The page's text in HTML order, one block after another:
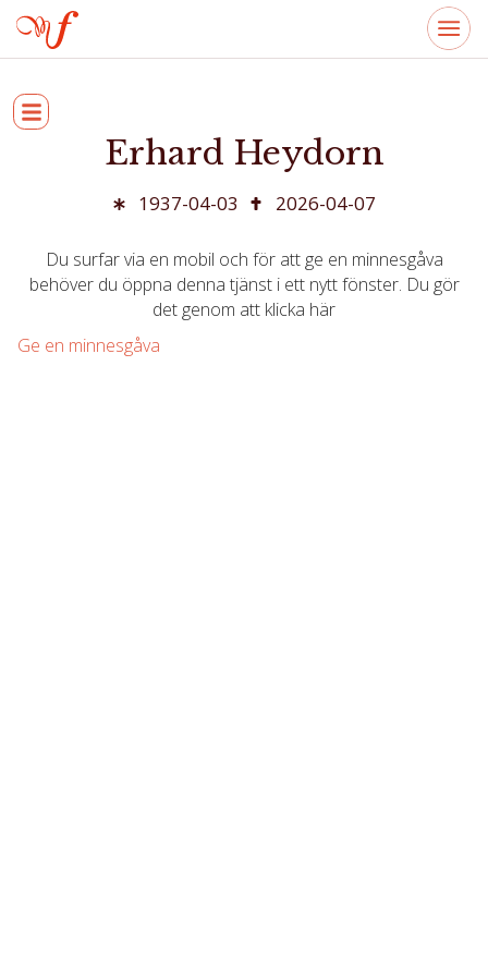
Erhard Heydorn
1937-04-03 2026-04-07
Du surfar via en mobil och för att ge en minnesgåva
behöver du öppna denna tjänst i ett nytt fönster. Du gör
det genom att klicka här
Ge en minnesgåva